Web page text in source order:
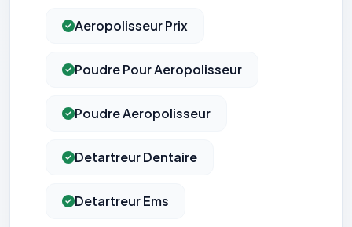
Aeropolisseur Prix
Poudre Pour Aeropolisseur
Poudre Aeropolisseur
Detartreur Dentaire
Detartreur Ems